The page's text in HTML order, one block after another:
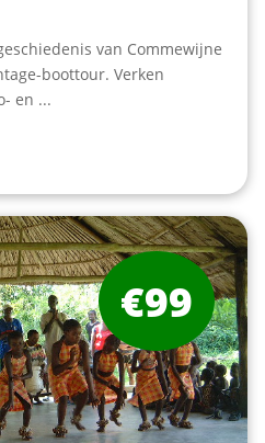
van Commewijne
boottour. Verken
en ...
€99